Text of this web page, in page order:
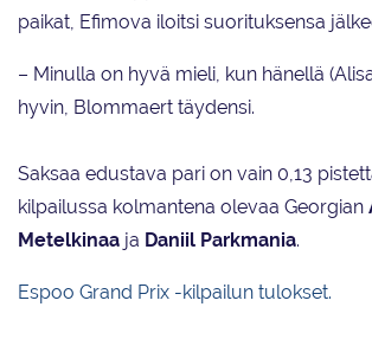
paikat, Efimova iloitsi suorituksensa
– Minulla on hyvä mieli, kun hänellä
hyvin, Blommaert täydensi.
Saksaa edustava pari on vain 0,13
kilpailussa kolmantena olevaa Georgian
Metelkinaa ja Daniil Parkmania.
Espoo Grand Prix -kilpailun tulokset.